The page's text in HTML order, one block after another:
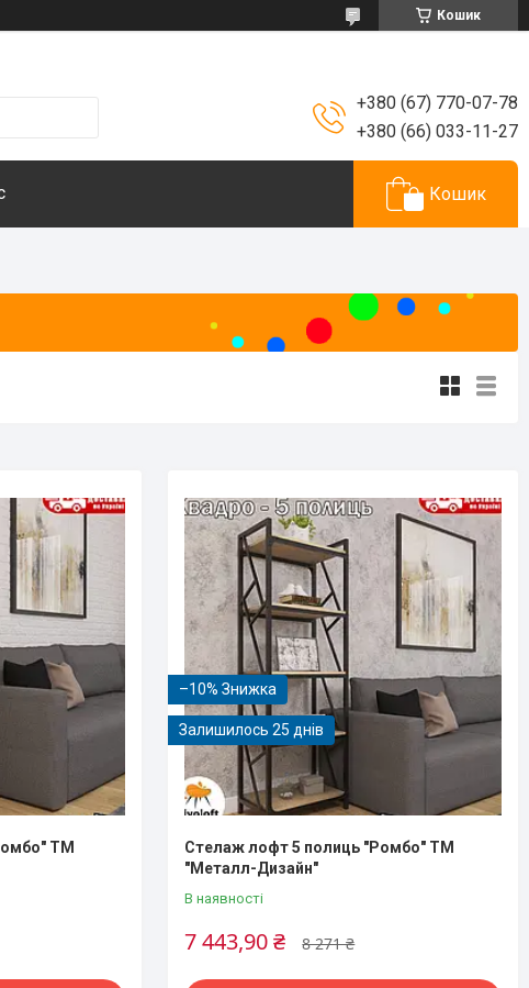
Кошик
+380 (67) 770-07-78
+380 (66) 033-11-27
Кошик
ТМ
–10%
Залишилось 25 днів
Стелаж лофт 5 полиць "Ромбо" ТМ
"Металл-Дизайн"
В наявності
8 271 ₴
7 443,90 ₴